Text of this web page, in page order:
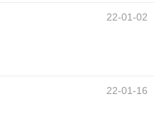
22-01-02
22-01-16